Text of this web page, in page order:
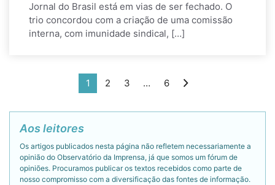
Jornal do Brasil está em vias de ser fechado. O
trio concordou com a criação de uma comissão
interna, com imunidade sindical, […]
1 2 3 … 6
Aos leitores
Os artigos publicados nesta página não refletem necessariamente a
opinião do Observatório da Imprensa, já que somos um fórum de
opiniões. Procuramos publicar os textos recebidos como parte de
nosso compromisso com a diversificação das fontes de informação.